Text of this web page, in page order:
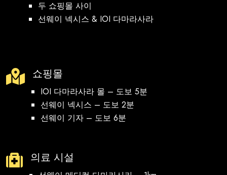
두 쇼핑몰 사이
선웨이 넥시스 & IOI 다마라사라
 쇼핑몰
IOI 다마라사라 몰 – 도보 5분
선웨이 넥시스 – 도보 2분
선웨이 기자 – 도보 6분
 의료 시설